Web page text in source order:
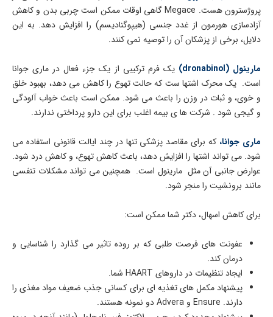
پروژسترون هست. Megace گاهی اوقات ممکن است چربی بدن و کاهش
آزادسازی هورمون از غدد جنسی (هیپوگنادیسم) را افزایش دهد. به این
دلایل، برخی از پزشکان آن را توصیه نمی کنند.
مارینول (dronabinol)
یک فرم ترکیبی از یک جزء فعال در ماری جوانا
است. یک محرک اشتها ست که حالت تهوع را کاهش می دهد، بهبود خلق
و خوی، و ثبات در وزن را باعث می شود. ممکن است باعث خواب آلودگی
و گیجی شود . شرکت ها ی بیمه اغلب برای این دارو پرداختی ندارند.
ماری جوانا، که برای مقاصد پزشکی تنها در چند ایالت قانونی استفاده می
شود. می تواند اشتها را افزایش دهد، باعث کاهش تهوع، و کاهش درد شود.
عوارض جانبی آن مثل مارینول است. همچنین می تواند مشکلات تنفسی
مانند برونشیت را منجر شود.
برای کاهش اسهال، دکتر شما ممکن است:
عفونت های فرصت طلبی که بر روده تاثیر می گذارد را شناسایی و
درمان کند.
ایجاد تنظیمات در داروهای HAART شما.
پیشنهاد مکمل های تغذیه ای برای کسانی جذب ضعیف مواد مغذی را
دارند. Ensure و Advera دو نمونه هستند.